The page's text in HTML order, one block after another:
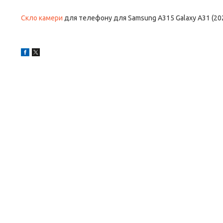
Скло камери для телефону для Samsung A315 Galaxy A31